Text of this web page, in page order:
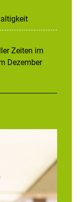
Zeiten im
Dezember